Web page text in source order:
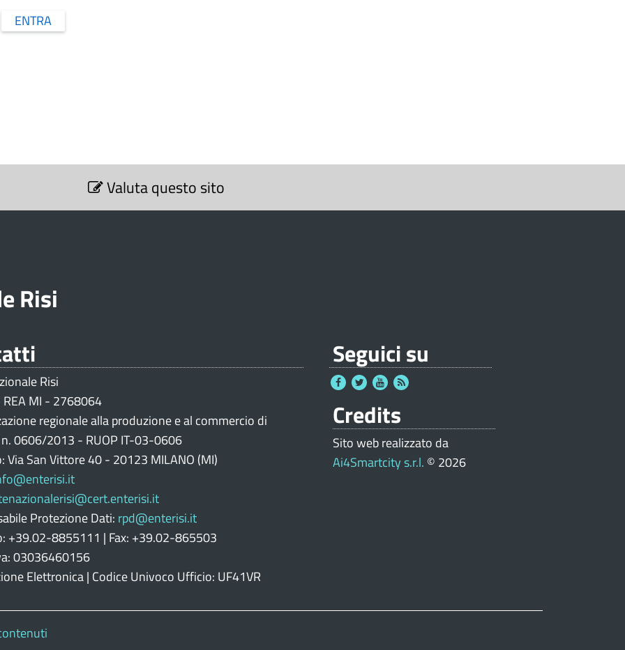
ENTRA
Valuta questo sito
Risi
Risi
MI - 2768064
regionale alla produzione e al commercio di
0606/2013 - RUOP IT-03-0606
Via San Vittore 40 - 20123 MILANO (MI)
Protezione Dati: rpd@enterisi.it
+39.02-8855111 | Fax: +39.02-865503
03036460156
Elettronica | Codice Univoco Ufficio: UF41VR
Seguici su
Credits
Sito web realizzato da
Ai4Smartcity s.r.l. © 2026